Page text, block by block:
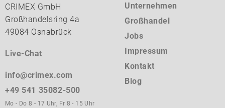
CRIMEX GmbH
Großhandelsring 4a
49084 Osnabrück
Live-Chat
info@crimex.com
+49 541 35082-500
Mo - Do 8 - 17 Uhr, Fr 8 - 15 Uhr
Unternehmen
Großhandel
Jobs
Impressum
Kontakt
Blog